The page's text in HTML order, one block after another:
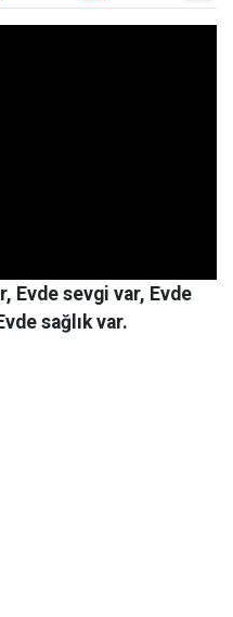
Evde sevgi var, Evde
sağlık var.